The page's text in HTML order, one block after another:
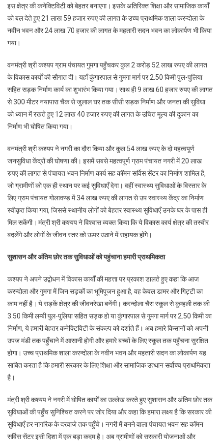
सुशासन
जोर
इस क्षेत्र की कनेक्टिविटी को बेहतर बनाएगा। इसके अतिरिक्त शिक्षा और सामाजिक कार्यों
को बल देते हुए 21 लाख 59 हजार रुपए की लागत के उच्च प्राथमिक शाला करन्दोला के
नवीन भवन और 24 लाख 70 हजार की लागत के महतारी सदन भवन का लोकार्पण भी किया
गया।
वनमंत्री श्री कश्यप ग्राम पंचायत गुमगा पहुँचकर कुल 2 करोड़ 52 लाख रुपए की लागत
के विकास कार्यों की सौगात दी। यहाँ कुंगारपाल से गुमगा मार्ग पर 2.50 किमी पुल-पुलिया
सहित सड़क निर्माण कार्य का शुभारंभ किया गया। साथ ही 9 लाख 60 हजार रुपए की लागत
से 300 मीटर नयापारा चैक से जुलाल घर तक सीसी सड़क निर्माण और जनता की सुविधा
को ध्यान में रखते हुए 12 लाख 40 हजार रुपए की लागत के उचित मूल्य की दुकान का
निर्माण भी घोषित किया गया।
वनमंत्री श्री कश्यप ने नगरी का दौरा किया और कुल 54 लाख रुपए के दो महत्वपूर्ण
जनसुविधा केंद्रों की घोषणा की। इसमें सबसे महत्वपूर्ण ग्राम पंचायत नगरी में 20 लाख
रुपए की लागत से पंचायत भवन निर्माण कार्य सह कॉमन सर्विस सेंटर का निर्माण शामिल है,
जो ग्रामीणों को एक ही स्थान पर कई सुविधाएँ देगा। वहीं स्वास्थ्य सुविधाओं के विस्तार के
लिए ग्राम पंचायत गोलावण्ड़ में 34 लाख रुपए की लागत से उप स्वास्थ्य केंद्र का निर्माण
स्वीकृत किया गया, जिससे स्थानीय लोगों को बेहतर स्वास्थ्य सुविधाएँ उनके घर के पास ही
मिल सकेंगी। मंत्री श्री कश्यप ने विश्वास व्यक्त किया कि ये विकास कार्य क्षेत्र की तस्वीर
बदलेंगे और लोगों के जीवन स्तर को ऊपर उठाने में सहायक होंगे।
सुशासन और अंतिम छोर तक सुविधाओं को पहुंचाना हमारी प्राथमिकता
कश्यप ने अपने उद्बोधन में विकास कार्यों की महत्ता पर प्रकाश डालते हुए कहा कि आज
करन्दोला और गुमगा में जिन सड़कों का भूमिपूजन हुआ है, वह केवल डामर और गिट्टी का
काम नहीं है। ये सड़कें क्षेत्र की जीवनरेखा बनेंगी। करन्दोला चैरा स्कूल से कुम्हली तक की
3.50 किमी लम्बी पुल-पुलिया सहित सड़क हो या कुंगारपाल से गुमगा मार्ग पर 2.50 किमी का
निर्माण, ये हमारी बेहतर कनेक्टिविटी के संकल्प को दर्शाते हैं। अब हमारे किसानों को अपनी
उपज मंडी तक पहुँचाने में आसानी होगी और हमारे बच्चों के लिए स्कूल तक पहुँचना सुरक्षित
होगा। उच्च प्राथमिक शाला करन्दोला के नवीन भवन और महतारी सदन का लोकार्पण यह
साबित करता है कि हमारी सरकार के लिए शिक्षा और सामाजिक उत्थान सर्वोच्च प्राथमिकता
है।
मंत्री श्री कश्यप ने नगरी में घोषित कार्यों का उल्लेख करते हुए सुशासन और अंतिम छोर तक
सुविधाओं की पहुँच सुनिश्चित करने पर जोर दिया और कहा कि हमारा लक्ष्य है कि सरकार की
सुविधाएँ हर नागरिक के दरवाजे तक पहुँचे। नगरी में बनने वाला पंचायत भवन सह कॉमन
सर्विस सेंटर इसी दिशा में एक बड़ा कदम है। अब ग्रामीणों को सरकारी योजनाओं और